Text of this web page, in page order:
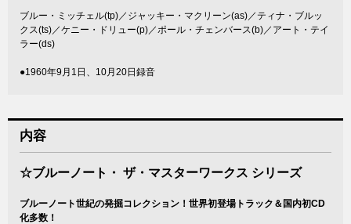
ブルー・ミッチェル(tp)／ジャッキー・マクリーン(as)／ティナ・ブルッ
クス(ts)／ケニー・ドリュー(p)／ポール・チェンバース(b)／アート・テイ
ラー(ds)
●1960年9月1日、10月20日録音
内容
☆ブルーノート・ ザ・マスターワークス シリーズ
ブルーノート世紀の発掘コレクション！世界初登場トラック＆国内初CD
化多数！